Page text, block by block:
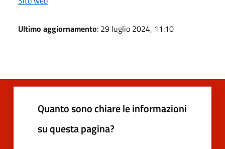
Ultimo aggiornamento: 29 luglio 2024, 11:10
Quanto sono chiare le informazioni
su questa pagina?